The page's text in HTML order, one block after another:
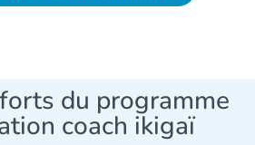
du programme
coach ikigaï